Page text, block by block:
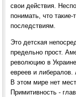
свои действия.
понимать, что такие-
последствиям.
Это детская
предельно прост.
революцию в
евреев и либералов.
В этом мире нет
Примитивность -